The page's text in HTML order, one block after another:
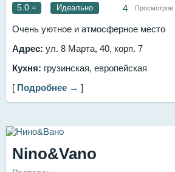
5.0 = Идеально 4 Просмотров:
Очень уютное и атмосферное место
Адрес: ул. 8 Марта, 40, корп. 7
Кухня: грузинская, европейская
[ Подробнее → ]
Nino&Vano